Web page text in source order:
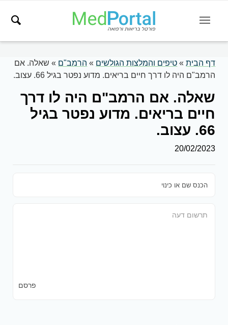
דף הבית» טיפים והמלצות הגולשים » הרמב"ם » שאלה. אם
הרמב"ם היה לו דרך חיים בריאים. מדוע נפטר בגיל 66. עצוב.
שאלה. אם הרמב"ם היה לו דרך
חיים בריאים. מדוע נפטר בגיל
66. עצוב.
20/02/2023
פרסם